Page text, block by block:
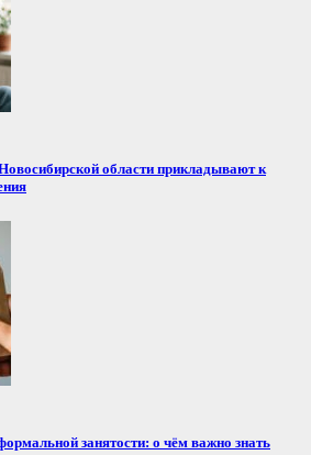
области прикладывают к
занятости: о чём важно знать